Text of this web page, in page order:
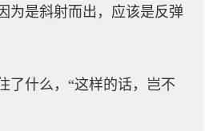
为是斜射而出，应该是反弹
了什么，“这样的话，岂不